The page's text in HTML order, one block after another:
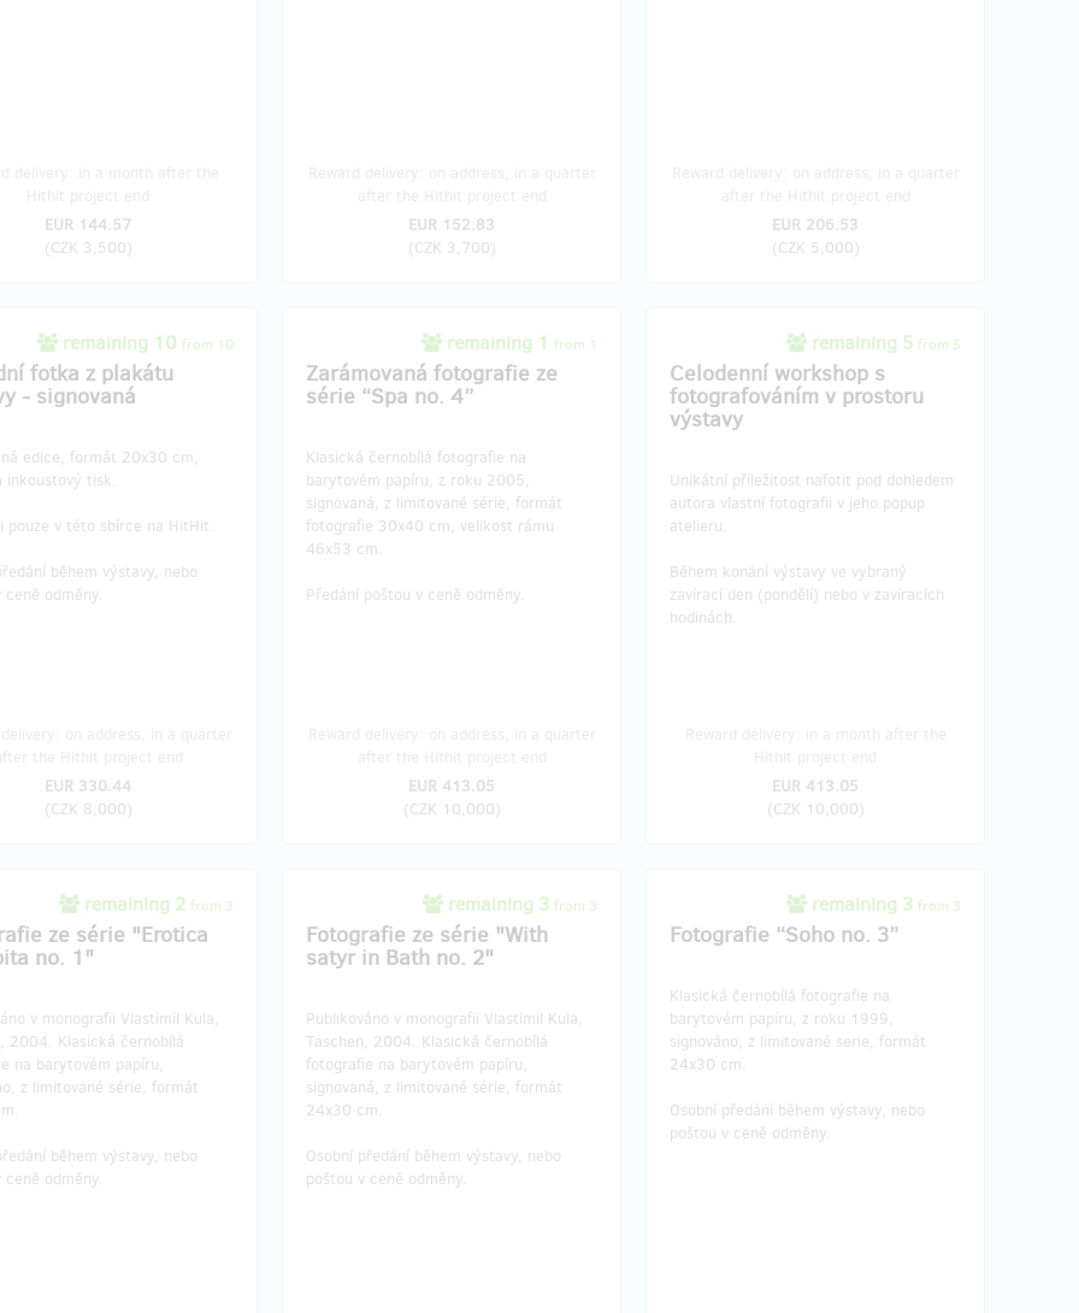
EUR 144.57
(CZK 3,500)
EUR 152.83
(CZK 3,700)
EUR 206.53
(CZK 5,000)
remaining 10 from 10
fotka z plakátu
- signovaná
edice, formát 20x30 cm,
inkoustový tisk.
pouze v této sbírce na HitHit.
během výstavy, nebo
ceně odměny.
EUR 330.44
(CZK 8,000)
remaining 1 from 1
Zarámovaná fotografie ze
série “Spa no. 4”
Klasická černobílá fotografie na
barytovém papíru, z roku 2005,
signovaná, z limitované série, formát
fotografie 30x40 cm, velikost rámu
46x53 cm.
Předání poštou v ceně odměny.
EUR 413.05
(CZK 10,000)
remaining 5 from 5
Celodenní workshop s
fotografováním v prostoru
výstavy
Unikátní příležitost nafotit pod dohledem
autora vlastní fotografii v jeho popup
atelieru.
Během konání výstavy ve vybraný
zavírací den (pondělí) nebo v zavíracích
hodinách.
EUR 413.05
(CZK 10,000)
remaining 2 from 3
ze série "Erotica
no. 1"
v monografii Vlastimil Kula,
2004. Klasická černobílá
na barytovém papíru,
z limitované série, formát
během výstavy, nebo
ceně odměny.
remaining 3 from 3
Fotografie ze série "With
satyr in Bath no. 2"
Publikováno v monografii Vlastimil Kula,
Taschen, 2004. Klasická černobílá
fotografie na barytovém papíru,
signovaná, z limitované série, formát
24x30 cm.
Osobní předání během výstavy, nebo
poštou v ceně odměny.
remaining 3 from 3
Fotografie “Soho no. 3”
Klasická černobílá fotografie na
barytovém papíru, z roku 1999,
signováno, z limitované serie, formát
24x30 cm.
Osobní předání během výstavy, nebo
poštou v ceně odměny.